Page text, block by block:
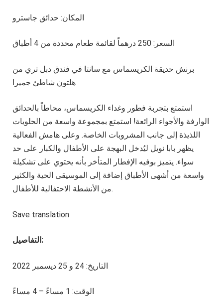
المكان: حدائق جاسترو
السعر: 250 درهماً لقائمة طعام محددة من 4 أطباق
برنش حديقة الكريسماس مع سانتا في فندق دبل تري من
هلتون شاطئ جميرا
استمتع بتجربة فطور وغداء الكريسماس، محاطاً بالحدائق
الوارفة والأجواء الرائعة! استمتع بمجموعة واسعة من الحلويات
اللذيذة إلى جانب المشروبات الخاصة. وعلى هامش الفعالية
يظهر بابا نويل ليُدخل البهجة على الأطفال والكبار على حد
سواء. يتميز بوفيه الإفطار المتأخر بأنه يحتوي على تشكيلة
واسعة من أشهى الأطباق إضافة إلى الموسيقى الحية والكثير
من الأنشطة الاحتفالية للأطفال.
Save translation
التفاصيل:
التاريخ: 24 و 25 ديسمبر 2022
الوقت: 1 مساءً – 4 مساءً